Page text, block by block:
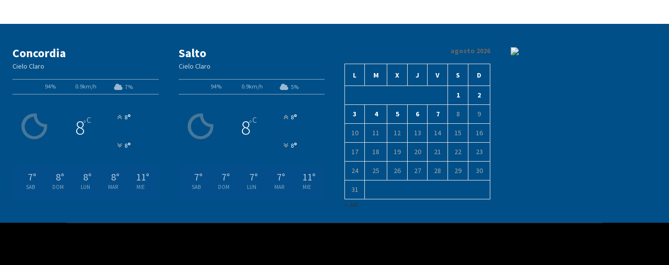
Concordia
Cielo Claro
94% 0.9km/h 7%
8°C 8°
8°
7°
SAB
8°
DOM
8°
LUN
8°
MAR
11°
MIE
Salto
Cielo Claro
94% 0.9km/h 5%
8°C 8°
8°
7°
SAB
7°
DOM
7°
LUN
7°
MAR
11°
MIE
agosto 2026
L M X J V S D
1 2
3 4 5 6 7 8 9
10 11 12 13 14 15 16
17 18 19 20 21 22 23
24 25 26 27 28 29 30
31
« Jul